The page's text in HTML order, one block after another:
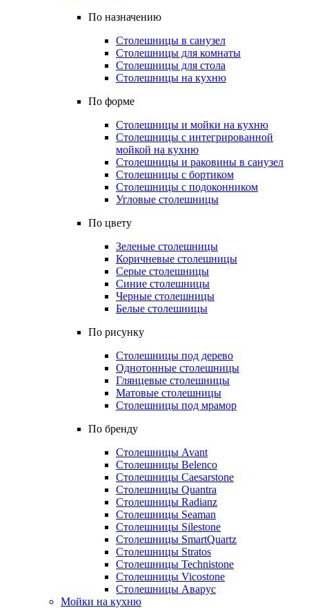
По назначению
Столешницы в санузел
Столешницы для комнаты
Столешницы для стола
Столешницы на кухню
По форме
Столешницы и мойки на кухню
Столешницы с интегрированной
мойкой на кухню
Столешницы и раковины в санузел
Столешницы с бортиком
Столешницы с подоконником
Угловые столешницы
По цвету
Зеленые столешницы
Коричневые столешницы
Серые столешницы
Синие столешницы
Черные столешницы
Белые столешницы
По рисунку
Столешницы под дерево
Однотонные столешницы
Глянцевые столешницы
Матовые столешницы
Столешницы под мрамор
По бренду
Столешницы Avant
Столешницы Belenco
Столешницы Caesarstone
Столешницы Quantra
Столешницы Radianz
Столешницы Seaman
Столешницы Silestone
Столешницы SmartQuartz
Столешницы Stratos
Столешницы Technistone
Столешницы Vicostone
Столешницы Аварус
Мойки на кухню